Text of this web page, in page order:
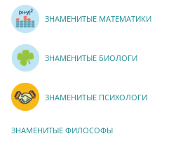
ЗНАМЕНИТЫЕ МАТЕМАТИКИ
ЗНАМЕНИТЫЕ БИОЛОГИ
ЗНАМЕНИТЫЕ ПСИХОЛОГИ
ЗНАМЕНИТЫЕ ФИЛОСОФЫ